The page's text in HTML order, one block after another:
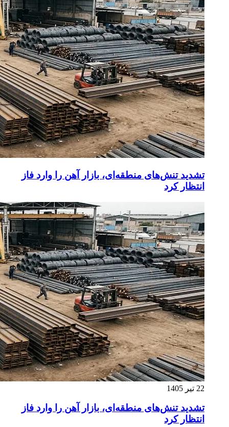
تشدید تنش‌های منطقه‌ای، بازار آهن را وارد فاز
انتظار کرد
22 تیر 1405
تشدید تنش‌های منطقه‌ای، بازار آهن را وارد فاز
انتظار کرد